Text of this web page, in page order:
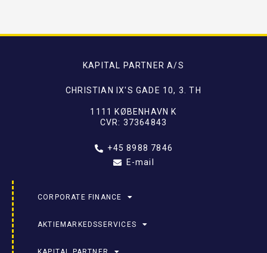
KAPITAL PARTNER A/S
CHRISTIAN IX'S GADE 10, 3. TH
1111 KØBENHAVN K
CVR: 37364843
+45 8988 7846
E-mail
CORPORATE FINANCE
AKTIEMARKEDSSERVICES